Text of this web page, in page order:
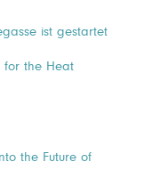
ist gestartet
for the Heat
the Future of